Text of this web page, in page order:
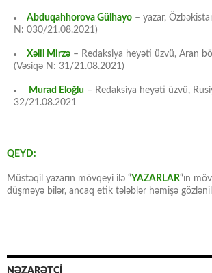
Abduqahhorova Gülhayo – yazar,
N: 030/21.08.2021)
Xəlil Mirzə – Redaksiya heyəti üzvü, Aran
(Vəsiqə N: 31/21.08.2021)
Murad Eloğlu – Redaksiya heyəti üzvü,
32/21.08.2021
QEYD:
Müstəqil yazarın mövqeyi ilə “YAZARLAR“ın
düşməyə bilər, ancaq etik tələblər həmişə